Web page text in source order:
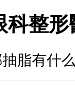
科整
抽脂有什